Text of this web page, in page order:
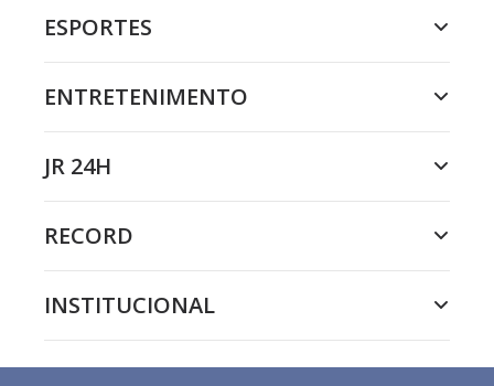
ESPORTES
ENTRETENIMENTO
JR 24H
RECORD
INSTITUCIONAL